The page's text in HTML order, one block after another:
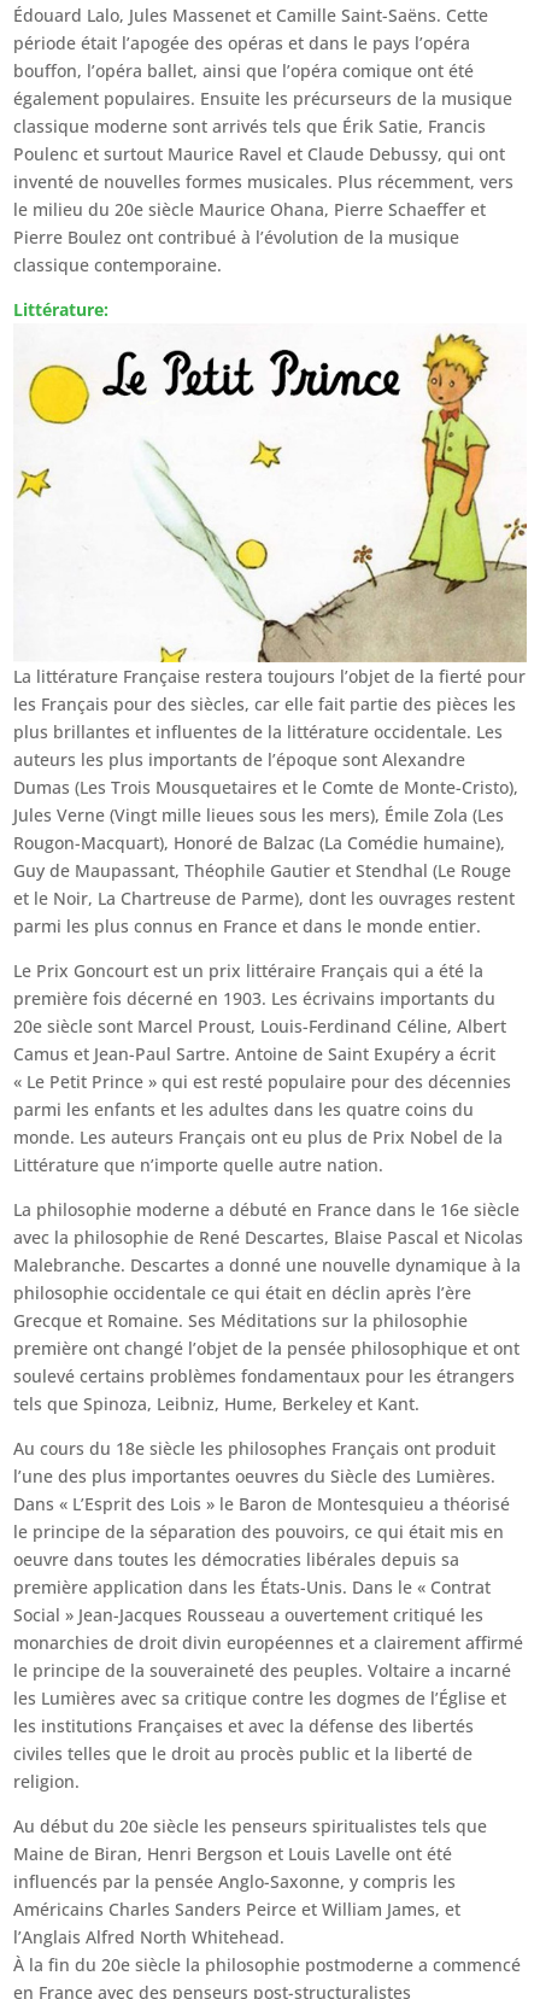
Édouard Lalo, Jules Massenet et Camille Saint-Saëns. Cette
période était l’apogée des opéras et dans le pays l’opéra
bouffon, l’opéra ballet, ainsi que l’opéra comique ont été
également populaires. Ensuite les précurseurs de la musique
classique moderne sont arrivés tels que Érik Satie, Francis
Poulenc et surtout Maurice Ravel et Claude Debussy, qui ont
inventé de nouvelles formes musicales. Plus récemment, vers
le milieu du 20e siècle Maurice Ohana, Pierre Schaeffer et
Pierre Boulez ont contribué à l’évolution de la musique
classique contemporaine.
Littérature:
La littérature Française restera toujours l’objet de la fierté pour
les Français pour des siècles, car elle fait partie des pièces les
plus brillantes et influentes de la littérature occidentale. Les
auteurs les plus importants de l’époque sont Alexandre
Dumas (Les Trois Mousquetaires et le Comte de Monte-Cristo),
Jules Verne (Vingt mille lieues sous les mers), Émile Zola (Les
Rougon-Macquart), Honoré de Balzac (La Comédie humaine),
Guy de Maupassant, Théophile Gautier et Stendhal (Le Rouge
et le Noir, La Chartreuse de Parme), dont les ouvrages restent
parmi les plus connus en France et dans le monde entier.
Le Prix Goncourt est un prix littéraire Français qui a été la
première fois décerné en 1903. Les écrivains importants du
20e siècle sont Marcel Proust, Louis-Ferdinand Céline, Albert
Camus et Jean-Paul Sartre. Antoine de Saint Exupéry a écrit
« Le Petit Prince » qui est resté populaire pour des décennies
parmi les enfants et les adultes dans les quatre coins du
monde. Les auteurs Français ont eu plus de Prix Nobel de la
Littérature que n’importe quelle autre nation.
La philosophie moderne a débuté en France dans le 16e siècle
avec la philosophie de René Descartes, Blaise Pascal et Nicolas
Malebranche. Descartes a donné une nouvelle dynamique à la
philosophie occidentale ce qui était en déclin après l’ère
Grecque et Romaine. Ses Méditations sur la philosophie
première ont changé l’objet de la pensée philosophique et ont
soulevé certains problèmes fondamentaux pour les étrangers
tels que Spinoza, Leibniz, Hume, Berkeley et Kant.
Au cours du 18e siècle les philosophes Français ont produit
l’une des plus importantes oeuvres du Siècle des Lumières.
Dans « L’Esprit des Lois » le Baron de Montesquieu a théorisé
le principe de la séparation des pouvoirs, ce qui était mis en
oeuvre dans toutes les démocraties libérales depuis sa
première application dans les États-Unis. Dans le « Contrat
Social » Jean-Jacques Rousseau a ouvertement critiqué les
monarchies de droit divin européennes et a clairement affirmé
le principe de la souveraineté des peuples. Voltaire a incarné
les Lumières avec sa critique contre les dogmes de l’Église et
les institutions Françaises et avec la défense des libertés
civiles telles que le droit au procès public et la liberté de
religion.
Au début du 20e siècle les penseurs spiritualistes tels que
Maine de Biran, Henri Bergson et Louis Lavelle ont été
influencés par la pensée Anglo-Saxonne, y compris les
Américains Charles Sanders Peirce et William James, et
l’Anglais Alfred North Whitehead.
À la fin du 20e siècle la philosophie postmoderne a commencé
en France avec des penseurs post-structuralistes